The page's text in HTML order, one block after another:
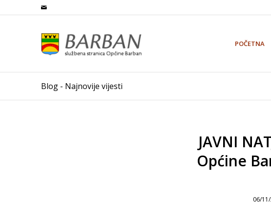
POČETNA
Blog - Najnovije vijesti
JAVNI
Općine
06/